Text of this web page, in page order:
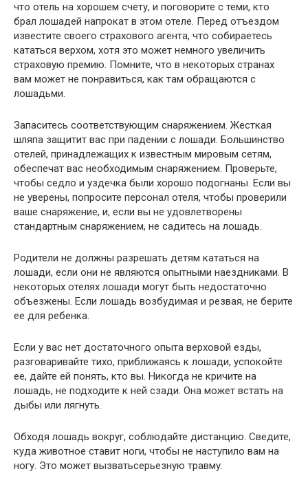
что отель на хорошем счету, и поговорите с теми, кто
брал лошадей напрокат в этом отеле. Перед отъездом
известите своего страхового агента, что собираетесь
кататься верхом, хотя это может немного увеличить
страховую премию. Помните, что в некоторых странах
вам может не понравиться, как там обращаются с
лошадьми.
Запаситесь соответствующим снаряжением. Жесткая
шляпа защитит вас при падении с лошади. Большинство
отелей, принадлежащих к известным мировым сетям,
обеспечат вас необходимым снаряжением. Проверьте,
чтобы седло и уздечка были хорошо подогнаны. Если вы
не уверены, попросите персонал отеля, чтобы проверили
ваше снаряжение, и, если вы не удовлетворены
стандартным снаряжением, не садитесь на лошадь.
Родители не должны разрешать детям кататься на
лошади, если они не являются опытными наездниками. В
некоторых отелях лошади могут быть недостаточно
объезжены. Если лошадь возбудимая и резвая, не берите
ее для ребенка.
Если у вас нет достаточного опыта верховой езды,
разговаривайте тихо, приближаясь к лошади, успокойте
ее, дайте ей понять, кто вы. Никогда не кричите на
лошадь, не подходите к ней сзади. Она может встать на
дыбы или лягнуть.
Обходя лошадь вокруг, соблюдайте дистанцию. Сведите,
куда животное ставит ноги, чтобы не наступило вам на
ногу. Это может вызватьсерьезную травму.